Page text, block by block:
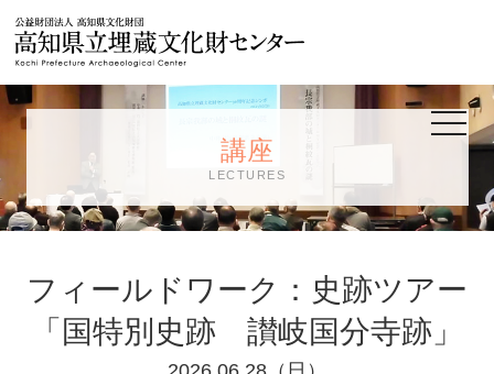
toggle
講座
LECTURES
フィールドワーク：史跡ツアー
「国特別史跡 讃岐国分寺跡」